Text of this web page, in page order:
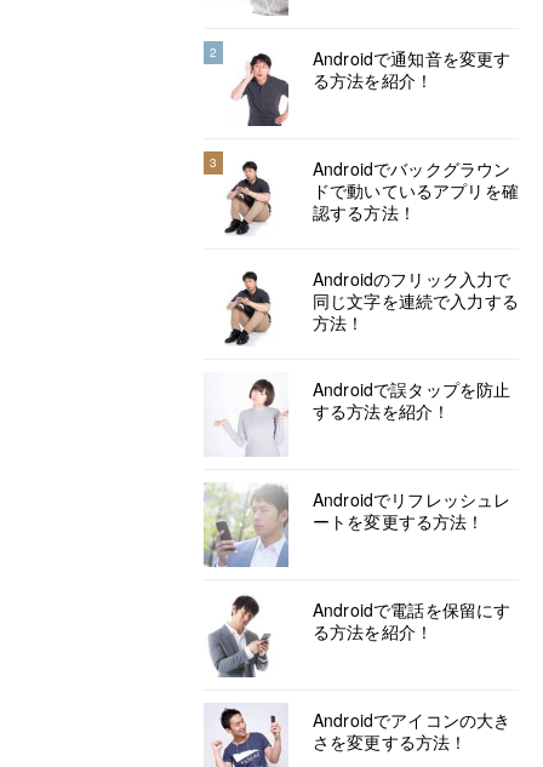
2
Androidで通知音を変更す
る方法を紹介！
3
Androidでバックグラウン
ドで動いているアプリを確
認する方法！
Androidのフリック入力で
同じ文字を連続で入力する
方法！
Androidで誤タップを防止
する方法を紹介！
Androidでリフレッシュレ
ートを変更する方法！
Androidで電話を保留にす
る方法を紹介！
Androidでアイコンの大き
さを変更する方法！